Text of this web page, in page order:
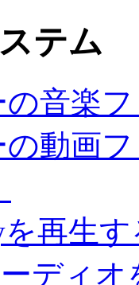
テム
音楽
動画
を再生
ディオ